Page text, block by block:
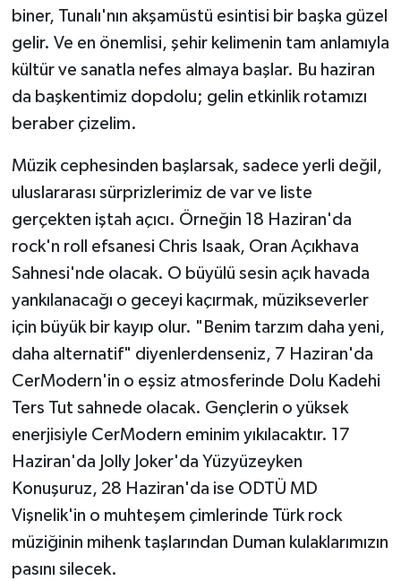
biner, Tunalı'nın akşamüstü esintisi bir başka güzel
gelir. Ve en önemlisi, şehir kelimenin tam anlamıyla
kültür ve sanatla nefes almaya başlar. Bu haziran
da başkentimiz dopdolu; gelin etkinlik rotamızı
beraber çizelim.
Müzik cephesinden başlarsak, sadece yerli değil,
uluslararası sürprizlerimiz de var ve liste
gerçekten iştah açıcı. Örneğin 18 Haziran'da
rock'n roll efsanesi Chris Isaak, Oran Açıkhava
Sahnesi'nde olacak. O büyülü sesin açık havada
yankılanacağı o geceyi kaçırmak, müzikseverler
için büyük bir kayıp olur. "Benim tarzım daha yeni,
daha alternatif" diyenlerdenseniz, 7 Haziran'da
CerModern'in o eşsiz atmosferinde Dolu Kadehi
Ters Tut sahnede olacak. Gençlerin o yüksek
enerjisiyle CerModern eminim yıkılacaktır. 17
Haziran'da Jolly Joker'da Yüzyüzeyken
Konuşuruz, 28 Haziran'da ise ODTÜ MD
Vişnelik'in o muhteşem çimlerinde Türk rock
müziğinin mihenk taşlarından Duman kulaklarımızın
pasını silecek.